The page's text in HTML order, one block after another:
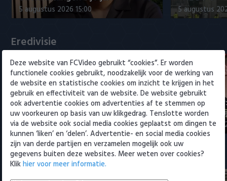
5 augustus 2026 15:00 5 augustus
Eredivisie
Maak kennis met Sami
Bouhoudane (Cambuur)
5 augustus 2026 20:45
Joris
Ahead te
5 augustus
Samenvattingen Eredivisie
Deze website van FCVideo gebruikt “cookies”. Er worden
functionele cookies gebruikt, noodzakelijk voor de werking van
de website en statistische cookies om inzicht te krijgen in het
gebruik en effectiviteit van de website. De website gebruikt
ook advertentie cookies om advertenties af te stemmen op
uw voorkeuren op basis van uw klikgedrag. Tenslotte worden
via de website ook social media cookies geplaatst om dingen te
kunnen ‘liken’ en ‘delen’. Advertentie- en social media cookies
zijn van derde partijen en verzamelen mogelijk ook uw
gegevens buiten deze websites. Meer weten over cookies?
Klikhier voor meer informatie.